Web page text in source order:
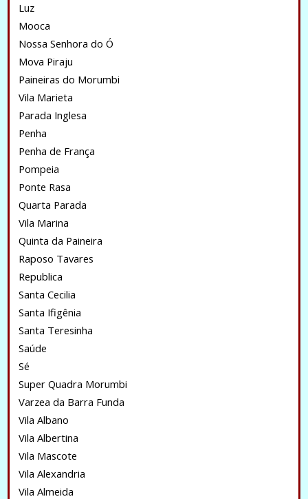
Luz
Mooca
Nossa Senhora do Ó
Mova Piraju
Paineiras do Morumbi
Vila Marieta
Parada Inglesa
Penha
Penha de França
Pompeia
Ponte Rasa
Quarta Parada
Vila Marina
Quinta da Paineira
Raposo Tavares
Republica
Santa Cecilia
Santa Ifigênia
Santa Teresinha
Saúde
Sé
Super Quadra Morumbi
Varzea da Barra Funda
Vila Albano
Vila Albertina
Vila Mascote
Vila Alexandria
Vila Almeida